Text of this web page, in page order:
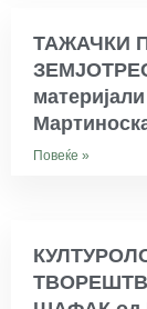
ТАЖАЧКИ
Повеќе »